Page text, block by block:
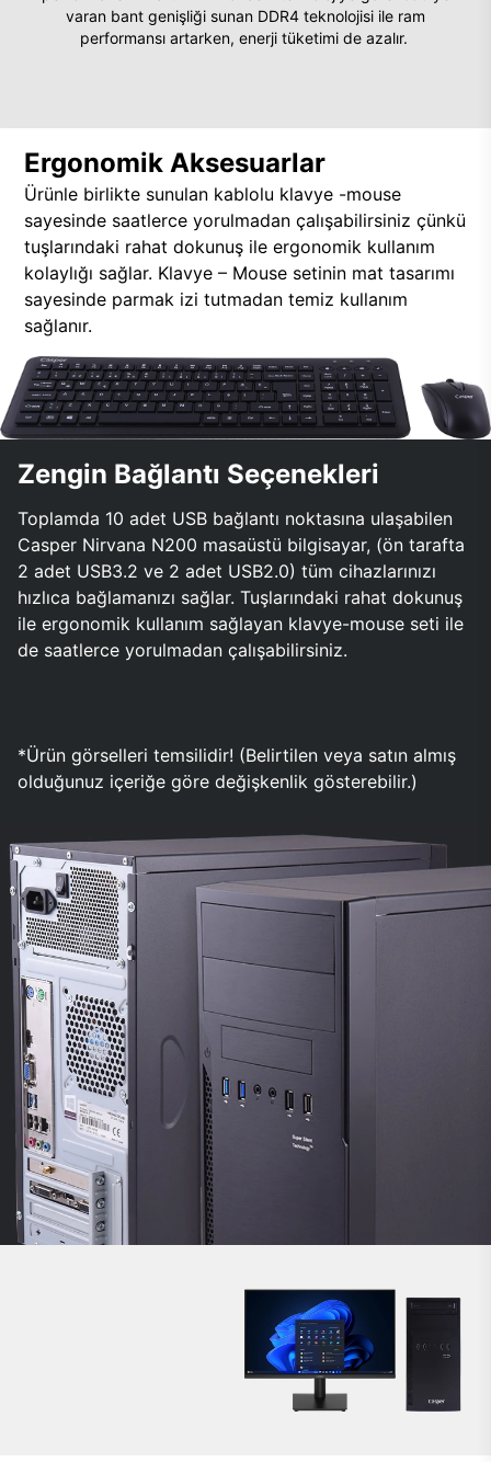
varan bant genişliği sunan DDR4 teknolojisi ile ram
performansı artarken, enerji tüketimi de azalır.
Ergonomik Aksesuarlar
Ürünle birlikte sunulan kablolu klavye -mouse
sayesinde saatlerce yorulmadan çalışabilirsiniz çünkü
tuşlarındaki rahat dokunuş ile ergonomik kullanım
kolaylığı sağlar. Klavye – Mouse setinin mat tasarımı
sayesinde parmak izi tutmadan temiz kullanım
sağlanır.
Zengin Bağlantı Seçenekleri
Toplamda 10 adet USB bağlantı noktasına ulaşabilen
Casper Nirvana N200 masaüstü bilgisayar, (ön tarafta
2 adet USB3.2 ve 2 adet USB2.0) tüm cihazlarınızı
hızlıca bağlamanızı sağlar. Tuşlarındaki rahat dokunuş
ile ergonomik kullanım sağlayan klavye-mouse seti ile
de saatlerce yorulmadan çalışabilirsiniz.
*Ürün görselleri temsilidir! (Belirtilen veya satın almış
olduğunuz içeriğe göre değişkenlik gösterebilir.)